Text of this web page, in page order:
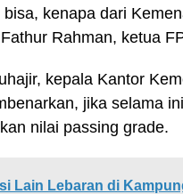
bisa, kenapa dari
Rahman, ketua
kepala Kantor
jika selama
nilai passing grade.
Lain Lebaran di